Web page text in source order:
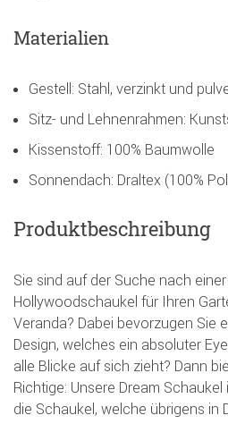
Materialien
Gestell: Stahl, verzinkt und
Sitz- und Lehnenrahmen:
Kissenstoff: 100% Baumwolle
Sonnendach: Draltex (100%
Produktbeschreibung
Sie sind auf der Suche nach
Hollywoodschaukel für Ihren
Veranda? Dabei bevorzugen Sie
Design, welches ein absoluter
alle Blicke auf sich zieht? Dann
Richtige: Unsere Dream
die Schaukel, welche übrigens in